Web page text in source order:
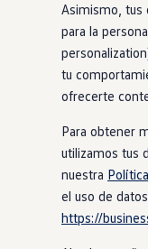
Más sobre
Plan Auto +
Etiquetas
Simulador
Carga y
Carga
Clientes y
Club
Ofertas
Asimismo, tus
para la
tu
ofrecerte
Para obtener
utilizamos tus
nuestra
el uso de
https://